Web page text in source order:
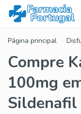
Página principal
Compre
100mg
Sildenafil